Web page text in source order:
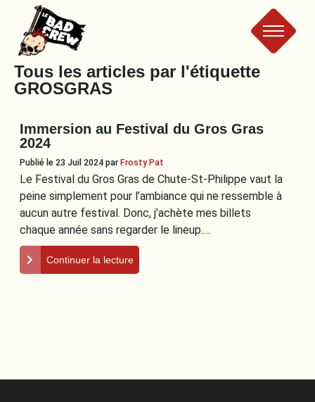
Le
Bad
Crew
Tous les articles par l'étiquette
GROSGRAS
Immersion au Festival du Gros Gras
2024
Publié le 23 Juil 2024 parFrosty Pat
Le Festival du Gros Gras de Chute-St-Philippe vaut la
peine simplement pour l’ambiance qui ne ressemble à
aucun autre festival. Donc, j’achète mes billets
chaque année sans regarder le lineup.…
Continuer la lecture